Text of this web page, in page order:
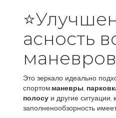
асность
маневров
Это зеркало идеально
спортом.маневры,
полосу и другие ситуации,
заполненообзорность